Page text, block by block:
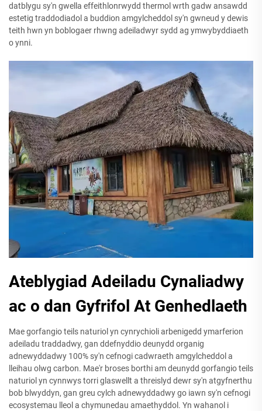
datblygu sy'n gwella effeithlonrwydd thermol wrth gadw ansawdd
estetig traddodiadol a buddion amgylcheddol sy'n gwneud y dewis
teith hwn yn boblogaer rhwng adeiladwyr sydd ag ymwybyddiaeth
o ynni.
Ateblygiad Adeiladu Cynaliadwy
ac o dan Gyfrifol At Genhedlaeth
Mae gorfangio teils naturiol yn cynrychioli arbenigedd ymarferion
adeiladu traddadwy, gan ddefnyddio deunydd organig
adnewyddadwy 100% sy'n cefnogi cadwraeth amgylcheddol a
lleihau olwg carbon. Mae'r broses borthi am deunydd gorfangio teils
naturiol yn cynnwys torri glaswellt a threislyd dewr sy'n atgyfnerthu
bob blwyddyn, gan greu cylch adnewyddadwy go iawn sy'n cefnogi
ecosystemau lleol a chymunedau amaethyddol. Yn wahanol i